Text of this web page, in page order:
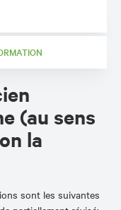
(au sens
la
sont les suivantes